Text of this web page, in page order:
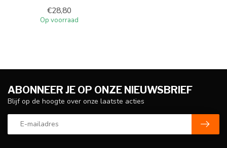
€28,80
Op voorraad
ABONNEER JE OP ONZE NIEUWSBRIEF
Blijf op de hoogte over onze laatste acties